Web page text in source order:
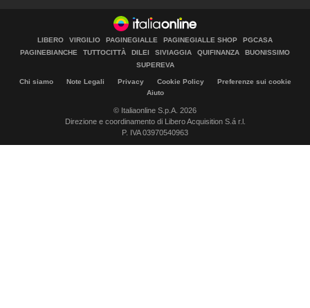
LIBERO VIRGILIO PAGINEGIALLE PAGINEGIALLE SHOP
PGCASA
PAGINEBIANCHE
TUTTOCITTÀ DILEI SIVIAGGIA QUIFINANZA
BUONISSIMO
SUPEREVA
Chi siamo Note Legali Privacy Cookie Policy
Preferenze sui cookie
Aiuto
© Italiaonline S.p.A. 2026
Direzione e coordinamento di Libero Acquisition S.á r.l.
P. IVA 03970540963